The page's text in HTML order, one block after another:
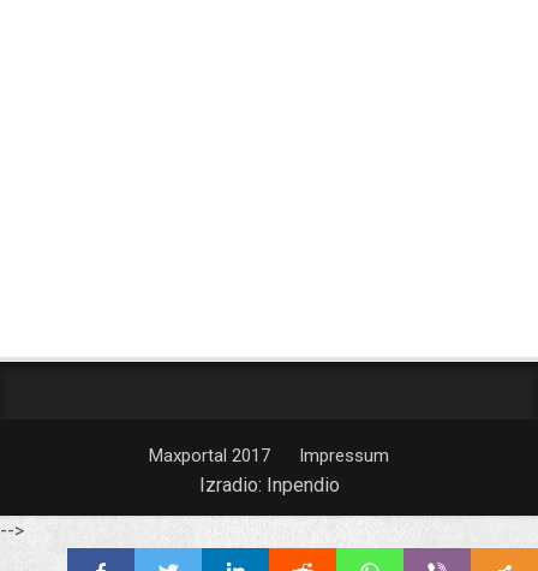
Maxportal 2017 Impressum
Izradio: Inpendio
-->